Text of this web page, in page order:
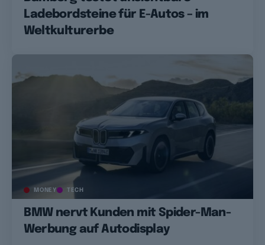
Ladebordsteine für E-Autos – im
Weltkulturerbe
MONEY TECH
BMW nervt Kunden mit Spider-Man-
Werbung auf Autodisplay